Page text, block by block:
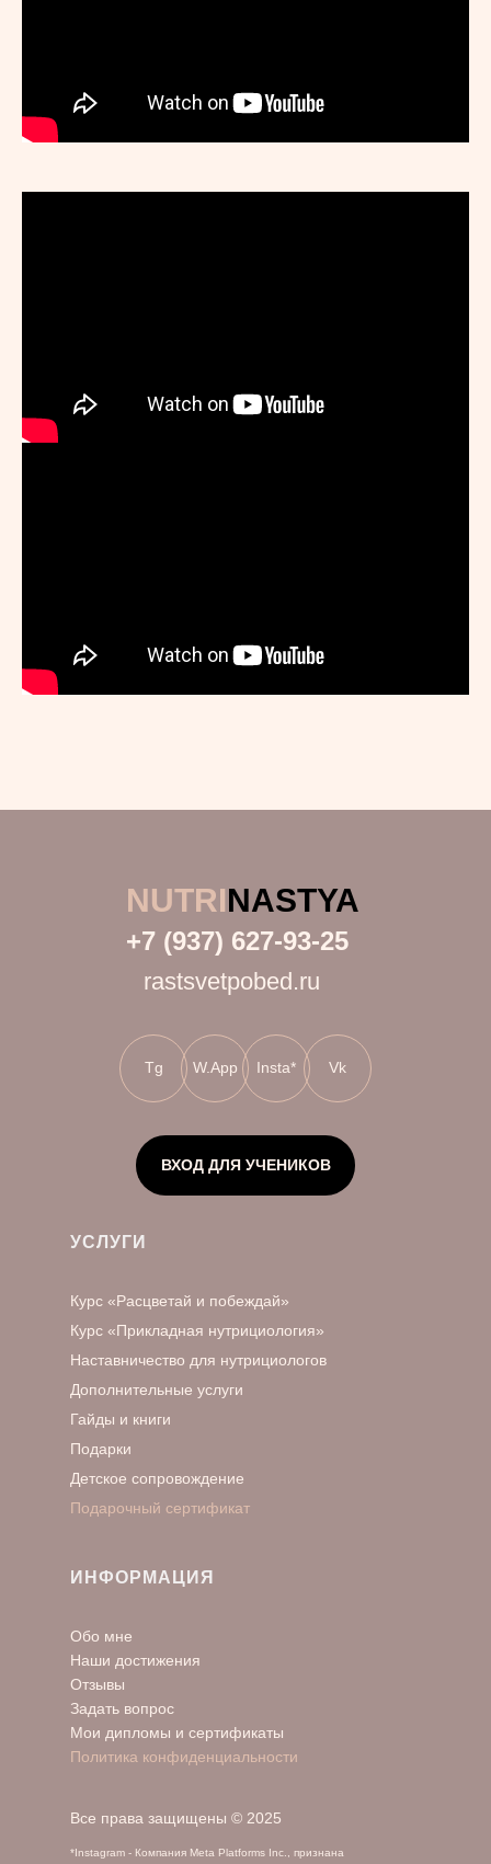
Политика конфиденциальности
УСЛУГИ
ИНФОРМАЦИЯ
Все права защищены © 2025
ВХОД ДЛЯ УЧЕНИКОВ
NUTRINASTYA
+7 (937) 627-93-25
*Instagram - Компания Meta Platforms Inc., признана
Обо мне
Наши достижения
Отзывы
Задать вопрос
Мои дипломы и сертификаты
rastsvetpobed.ru
Курс «Расцветай и побеждай»
Курс «Прикладная нутрициология»
Наставничество для нутрициологов
Дополнительные услуги
Гайды и книги
Подарки
Детское сопровождение
Подарочный сертификат
Tg W.App Insta* Vk